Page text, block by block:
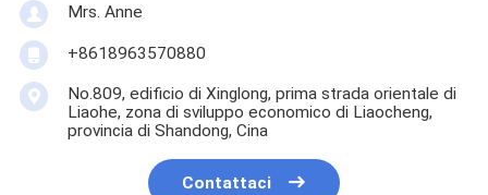
Mrs. Anne
+8618963570880
No.809, edificio di Xinglong, prima strada orientale di
Liaohe, zona di sviluppo economico di Liaocheng,
provincia di Shandong, Cina
Contattaci